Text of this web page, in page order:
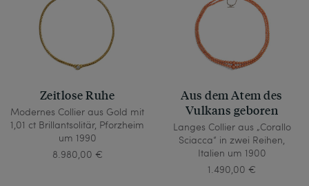
Zeitlose Ruhe
Modernes Collier aus Gold mit
1,01 ct Brillantsolitär, Pforzheim
um 1990
8.980,00 €
Aus dem Atem des
Vulkans geboren
Langes Collier aus „Corallo
Sciacca“ in zwei Reihen,
Italien um 1900
1.490,00 €